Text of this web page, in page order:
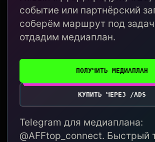
событие или партнёрский
соберём маршрут под
отдадим медиаплан.
ПОЛУЧИТЬ МЕДИАПЛАН
КУПИТЬ ЧЕРЕЗ /ADS
Telegram для медиаплана:
@AFFtop_connect. Быстрый